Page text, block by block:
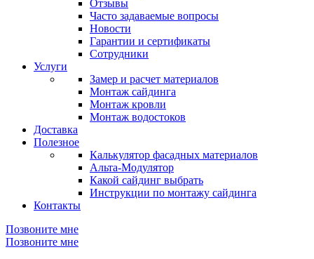
Отзывы
Часто задаваемые вопросы
Новости
Гарантии и сертификаты
Сотрудники
Услуги
Замер и расчет материалов
Монтаж сайдинга
Монтаж кровли
Монтаж водостоков
Доставка
Полезное
Калькулятор фасадных материалов
Альта-Модулятор
Какой сайдинг выбрать
Инструкции по монтажу сайдинга
Контакты
Позвоните мне
Позвоните мне